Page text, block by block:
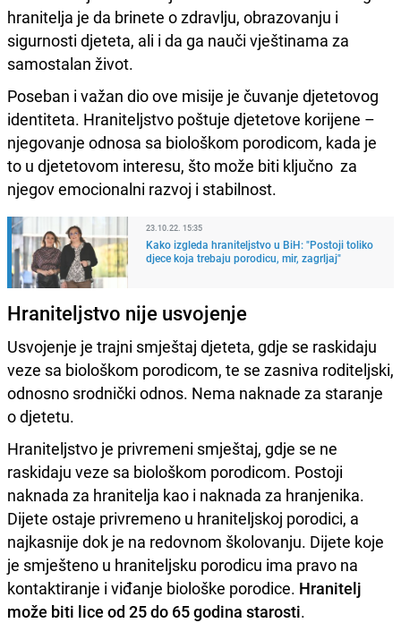
hranitelja je da brinete o zdravlju, obrazovanju i
sigurnosti djeteta, ali i da ga nauči vještinama za
samostalan život.
Poseban i važan dio ove misije je čuvanje djetetovog
identiteta. Hraniteljstvo poštuje djetetove korijene –
njegovanje odnosa sa biološkom porodicom, kada je
to u djetetovom interesu, što može biti ključno za
njegov emocionalni razvoj i stabilnost.
23.10.22. 15:35
Kako izgleda hraniteljstvo u BiH: "Postoji toliko
djece koja trebaju porodicu, mir, zagrljaj"
Hraniteljstvo nije usvojenje
Usvojenje je trajni smještaj djeteta, gdje se raskidaju
veze sa biološkom porodicom, te se zasniva roditeljski,
odnosno srodnički odnos. Nema naknade za staranje
o djetetu.
Hraniteljstvo je privremeni smještaj, gdje se ne
raskidaju veze sa biološkom porodicom. Postoji
naknada za hranitelja kao i naknada za hranjenika.
Dijete ostaje privremeno u hraniteljskoj porodici, a
najkasnije dok je na redovnom školovanju. Dijete koje
je smješteno u hraniteljsku porodicu ima pravo na
kontaktiranje i viđanje biološke porodice. Hranitelj
može biti lice od 25 do 65 godina starosti.